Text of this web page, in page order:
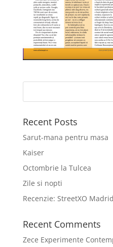
Recent Posts
Sarut-mana pentru masa
Kaiser
Octombrie la Tulcea
Zile si nopti
Recenzie: StreetXO Madrid
Recent Comments
Zece Experimente